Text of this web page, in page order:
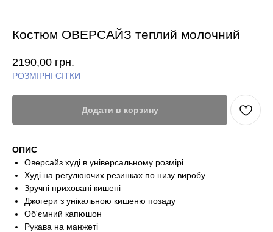
Костюм ОВЕРСАЙЗ теплий молочний
2190,00 грн.
РОЗМІРНІ СІТКИ
Додати в корзину
ОПИС
Оверсайз худі в універсальному розмірі
Худі на регулюючих резинках по низу виробу
Зручні приховані кишені
Джогери з унікальною кишеню позаду
Об'ємний капюшон
Рукава на манжеті